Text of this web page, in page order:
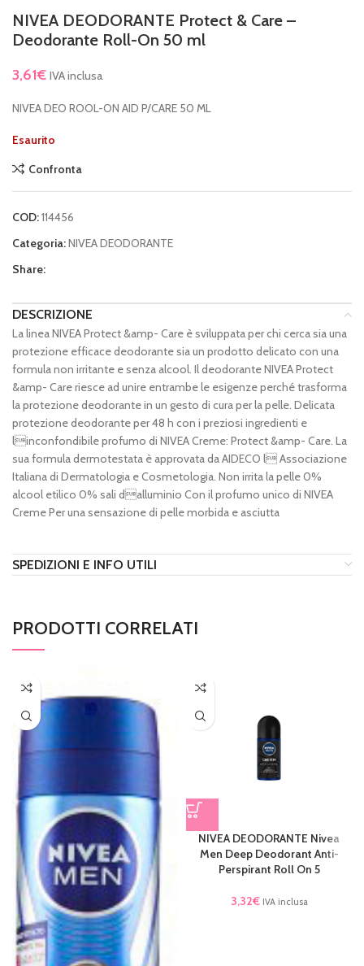
NIVEA DEODORANTE Protect & Care –
Deodorante Roll-On 50 ml
3,61€ IVA inclusa
NIVEA DEO ROOL-ON AID P/CARE 50 ML
Esaurito
Confronta
COD:114456
Categoria:NIVEA DEODORANTE
Share:
DESCRIZIONE
La linea NIVEA Protect &amp- Care è sviluppata per chi cerca sia una
protezione efficace deodorante sia un prodotto delicato con una
formula non irritante e senza alcool. Il deodorante NIVEA Protect
&amp- Care riesce ad unire entrambe le esigenze perché trasforma
la protezione deodorante in un gesto di cura per la pelle. Delicata
protezione deodorante per 48 h con i preziosi ingredienti e
linconfondibile profumo di NIVEA Creme: Protect &amp- Care. La
sua formula dermotestata è approvata da AIDECO l Associazione
Italiana di Dermatologia e Cosmetologia. Non irrita la pelle 0%
alcool etilico 0% sali dalluminio Con il profumo unico di NIVEA
Creme Per una sensazione di pelle morbida e asciutta
SPEDIZIONI E INFO UTILI
PRODOTTI CORRELATI
NIVEA DEODORANTE Nivea
Men Deep Deodorant Anti-
Perspirant Roll On 5
3,32€ IVA inclusa